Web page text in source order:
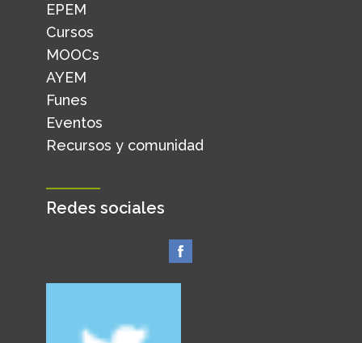
EPEM
Cursos
MOOCs
AYEM
Funes
Eventos
Recursos y comunidad
Redes sociales